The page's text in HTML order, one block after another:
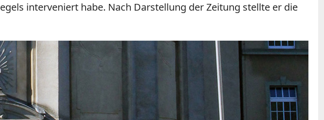
interveniert habe. Nach Darstellung der Zeitung stellte er die